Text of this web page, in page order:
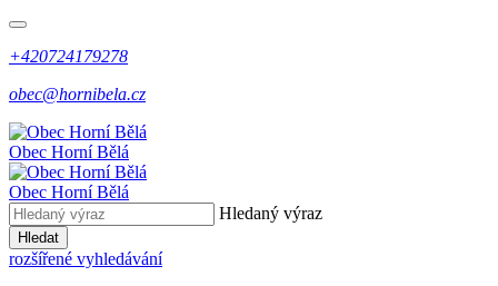
+420724179278
obec@hornibela.cz
Obec HorníBělá
Obec HorníBělá
Hledaný výraz
Hledat
rozšířené vyhledávání